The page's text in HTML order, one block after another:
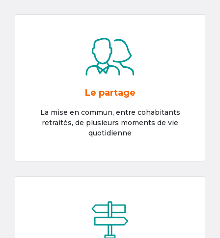
Le partage
La mise en commun, entre cohabitants
retraités, de plusieurs moments de vie
quotidienne